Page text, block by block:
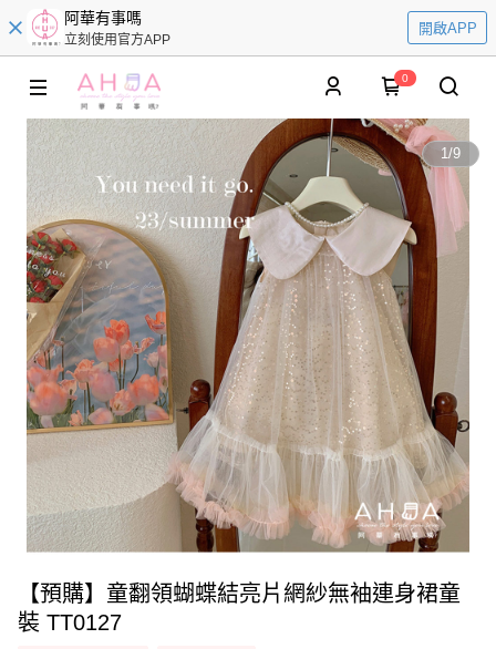
阿華有事嗎
立刻使用官方APP
開啟APP
0
1/9
【預購】童翻領蝴蝶結亮片網紗無袖連身裙童
裝 TT0127